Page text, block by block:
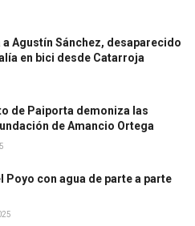
a Agustín Sánchez, desaparecido
en bici desde Catarroja
de Paiporta demoniza las
de Amancio Ortega
Poyo con agua de parte a parte